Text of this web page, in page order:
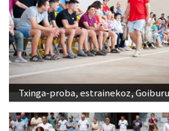
Txinga-proba, estrainekoz,